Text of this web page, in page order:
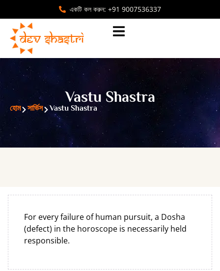
একটি কল করুন: +91 9007536337
Vastu Shastra
হোম সার্ভিস Vastu Shastra
For every failure of human pursuit, a Dosha
(defect) in the horoscope is necessarily held
responsible.